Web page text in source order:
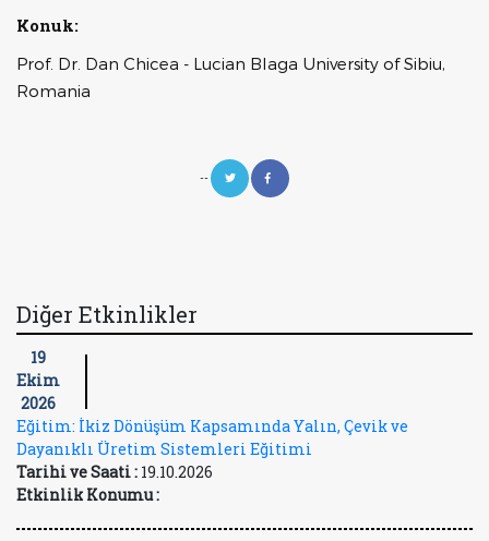
Konuk:
Prof. Dr. Dan Chicea - Lucian Blaga University of Sibiu,
Romania
--
Diğer Etkinlikler
19
Ekim
2026
Eğitim: İkiz Dönüşüm Kapsamında Yalın, Çevik ve
Dayanıklı Üretim Sistemleri Eğitimi
Tarihi ve Saati : 19.10.2026
Etkinlik Konumu :